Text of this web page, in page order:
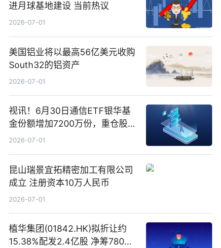
进月球基地建设 当前热议
2026-07-01
美国铝业将以最高56亿美元收购
South32的铝资产
2026-07-01
视讯！6月30日通信ETF银华基
金份额增加7200万份，重仓股新
易盛、中际旭创、立讯精密
2026-07-01
昆山瑞景宜拓精密加工有限公司
成立 注册资本10万人民币
2026-07-01
植华集团(01842.HK)拟折让约
15.38%配发2.4亿股 净筹780万